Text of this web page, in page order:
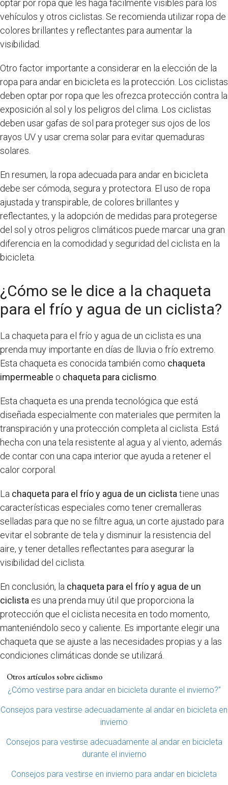
optar por ropa que les haga fácilmente visibles para los
vehículos y otros ciclistas. Se recomienda utilizar ropa de
colores brillantes y reflectantes para aumentar la
visibilidad.
Otro factor importante a considerar en la elección de la
ropa para andar en bicicleta es la protección. Los ciclistas
deben optar por ropa que les ofrezca protección contra la
exposición al sol y los peligros del clima. Los ciclistas
deben usar gafas de sol para proteger sus ojos de los
rayos UV y usar crema solar para evitar quemaduras
solares.
En resumen, la ropa adecuada para andar en bicicleta
debe ser cómoda, segura y protectora. El uso de ropa
ajustada y transpirable, de colores brillantes y
reflectantes, y la adopción de medidas para protegerse
del sol y otros peligros climáticos puede marcar una gran
diferencia en la comodidad y seguridad del ciclista en la
bicicleta.
¿Cómo se le dice a la chaqueta
para el frío y agua de un ciclista?
La chaqueta para el frío y agua de un ciclista es una
prenda muy importante en días de lluvia o frío extremo.
Esta chaqueta es conocida también como chaqueta
impermeable o chaqueta para ciclismo
Esta chaqueta es una prenda tecnológica que está
diseñada especialmente con materiales que permiten la
transpiración y una protección completa al ciclista. Está
hecha con una tela resistente al agua y al viento, además
de contar con una capa interior que ayuda a retener el
calor corporal.
La chaqueta para el frío y agua de un ciclista tiene unas
características especiales como tener cremalleras
selladas para que no se filtre agua, un corte ajustado para
evitar el sobrante de tela y disminuir la resistencia del
aire, y tener detalles reflectantes para asegurar la
visibilidad del ciclista.
En conclusión, la chaqueta para el frío y agua de un
ciclista es una prenda muy útil que proporciona la
protección que el ciclista necesita en todo momento,
manteniéndolo seco y caliente. Es importante elegir una
chaqueta que se ajuste a las necesidades propias y a las
condiciones climáticas donde se utilizará.
Otros artículos sobre ciclismo
¿Cómo vestirse para andar en bicicleta durante el invierno?”
Consejos para vestirse adecuadamente al andar en bicicleta en
invierno
Consejos para vestirse adecuadamente al andar en bicicleta
durante el invierno
Consejos para vestirse en invierno para andar en bicicleta